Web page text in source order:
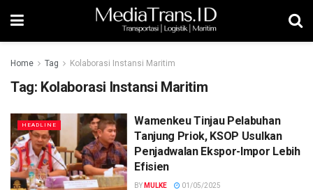
Home Tag Kolaborasi Instansi Maritim
Tag: Kolaborasi Instansi Maritim
HEADLINE
Wamenkeu Tinjau Pelabuhan
Tanjung Priok, KSOP Usulkan
Penjadwalan Ekspor-Impor Lebih
Efisien
BY MULKE 01/05/2025